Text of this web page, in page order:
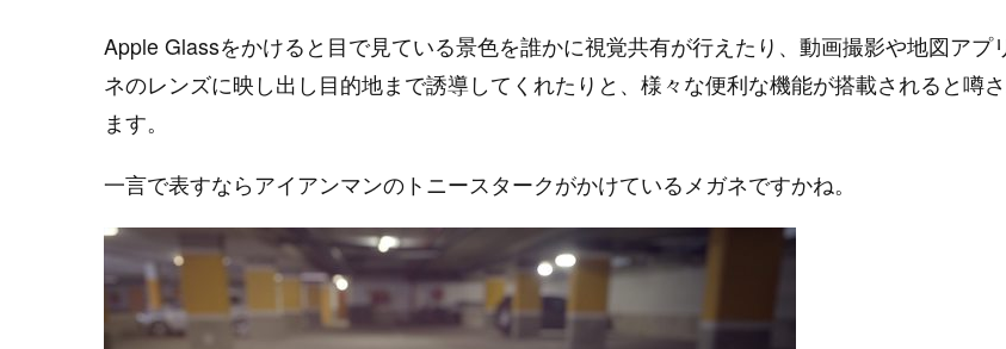
Apple Glassをかけると目で見ている景色を誰かに視覚共有が行えたり、動画撮影や地図アプ
ネのレンズに映し出し目的地まで誘導してくれたりと、様々な便利な機能が搭載されると噂
ます。
一言で表すならアイアンマンのトニースタークがかけているメガネですかね。